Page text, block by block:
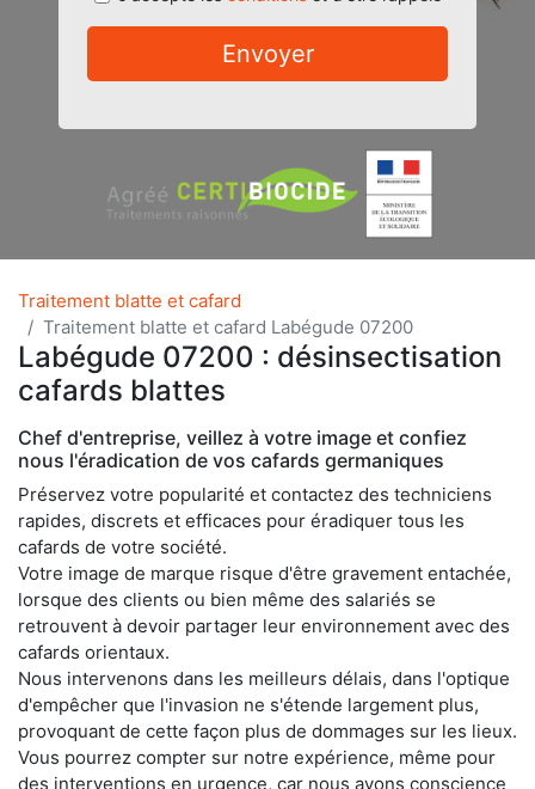
Envoyer
Traitement blatte et cafard
Traitement blatte et cafard Labégude 07200
Labégude 07200 : désinsectisation
cafards blattes
Chef d'entreprise, veillez à votre image et confiez
nous l'éradication de vos cafards germaniques
Préservez votre popularité et contactez des techniciens
rapides, discrets et efficaces pour éradiquer tous les
cafards de votre société.
Votre image de marque risque d'être gravement entachée,
lorsque des clients ou bien même des salariés se
retrouvent à devoir partager leur environnement avec des
cafards orientaux.
Nous intervenons dans les meilleurs délais, dans l'optique
d'empêcher que l'invasion ne s'étende largement plus,
provoquant de cette façon plus de dommages sur les lieux.
Vous pourrez compter sur notre expérience, même pour
des interventions en urgence, car nous avons conscience